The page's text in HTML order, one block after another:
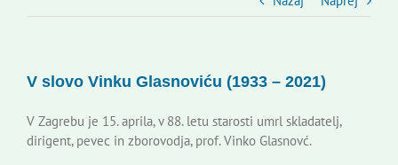
Kontakti
V slovo Vinku Glasnoviću (1933 – 2021)
V Zagrebu je 15. aprila, v 88. letu starosti umrl skladatelj,
dirigent, pevec in zborovodja, prof. Vinko Glasnovć.